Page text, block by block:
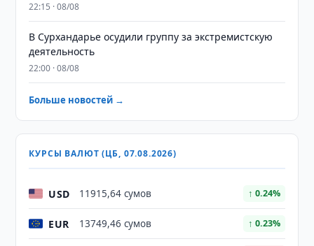
22:15 · 08/08
В Сурхандарье осудили группу за экстремистскую
деятельность
22:00 · 08/08
Больше новостей →
КУРСЫ ВАЛЮТ (ЦБ, 07.08.2026)
USD 11915,64 сумов ↑ 0.24%
EUR 13749,46 сумов ↑ 0.23%